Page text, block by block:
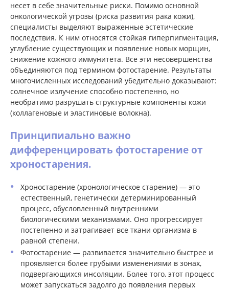
несет в себе значительные риски. Помимо основной
онкологической угрозы (риска развития рака кожи),
специалисты выделяют выраженные эстетические
последствия. К ним относятся стойкая гиперпигментация,
углубление существующих и появление новых морщин,
снижение кожного иммунитета. Все эти несовершенства
объединяются под термином фотостарение. Результаты
многочисленных исследований убедительно доказывают:
солнечное излучение способно постепенно, но
необратимо разрушать структурные компоненты кожи
(коллагеновые и эластиновые волокна).
Принципиально важно
дифференцировать фотостарение от
хроностарения.
Хроностарение (хронологическое старение) — это
естественный, генетически детерминированный
процесс, обусловленный внутренними
биологическими механизмами. Оно прогрессирует
постепенно и затрагивает все ткани организма в
равной степени.
Фотостарение — развивается значительно быстрее и
проявляется более грубыми изменениями в зонах,
подвергающихся инсоляции. Более того, этот процесс
может запускаться задолго до появления первых